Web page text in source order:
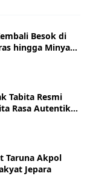
Besok di
hingga Minyak
Tabita Resmi
Rasa Autentik
Taruna Akpol
Jepara